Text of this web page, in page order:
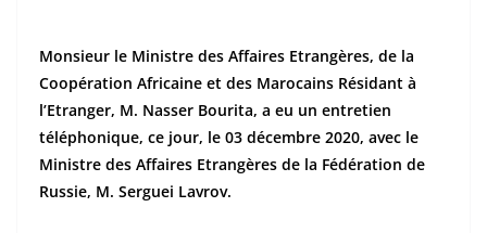
Monsieur le Ministre des Affaires Etrangères, de la
Coopération Africaine et des Marocains Résidant à
l’Etranger, M. Nasser Bourita, a eu un entretien
téléphonique, ce jour, le 03 décembre 2020, avec le
Ministre des Affaires Etrangères de la Fédération de
Russie, M. Serguei Lavrov.